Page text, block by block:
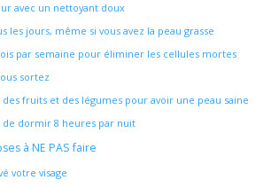
avec un nettoyant doux
les jours, même si vous avez la peau grasse
par semaine pour éliminer les cellules mortes
sortez
des fruits et des légumes pour avoir une peau saine
de dormir 8 heures par nuit
à NE PAS faire
votre visage